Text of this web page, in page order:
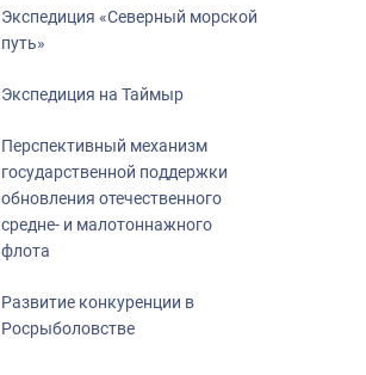
Экспедиция «Северный морской
путь»
Экспедиция на Таймыр
Перспективный механизм
государственной поддержки
обновления отечественного
средне- и малотоннажного
флота
Развитие конкуренции в
Росрыболовстве